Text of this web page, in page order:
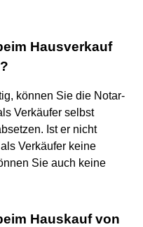
Hausverkauf
können Sie die Notar-
Verkäufer selbst
Ist er nicht
Verkäufer keine
Sie auch keine
Hauskauf von